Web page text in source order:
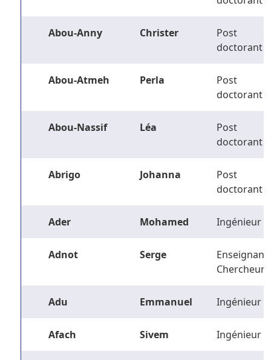
Abou-Anny Christer
Post
doctorant
Abou-Atmeh Perla
Post
doctorant
Abou-Nassif Léa
Post
doctorant
Abrigo Johanna
Post
doctorant
Ader Mohamed Ingénieur
Adnot Serge
Enseignant-
Chercheur
Adu Emmanuel Ingénieur
Afach Sivem Ingénieur